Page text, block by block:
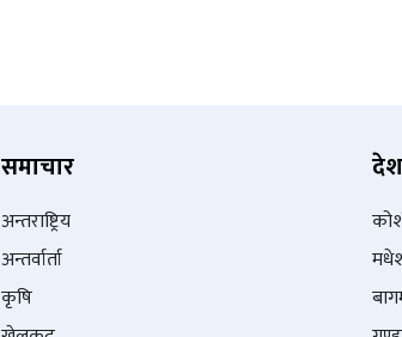
समाचार
अन्तराष्ट्रिय
अन्तर्वार्ता
कृषि
देश